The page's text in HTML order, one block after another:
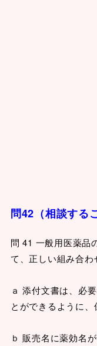
問42（相談する
問 41 一般用医薬品
て、正しい組み合わ
ａ 添付文書は、必
とができるように、
ｂ 販売名に薬効名